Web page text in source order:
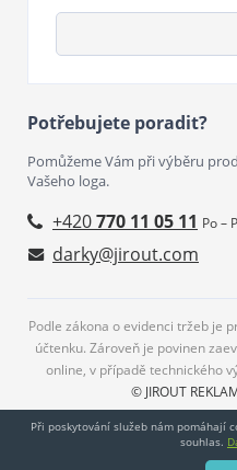
Potřebujete poradit?
Pomůžeme Vám při výběru
Vašeho loga.
+420770 11 05 11 Po –
darky@jirout.com
Podle zákona o evidenci tržeb je
účtenku. Zároveň je povinen
online, v případě technického
© JIROUT
Při poskytování služeb nám pomáhají
souhlas.